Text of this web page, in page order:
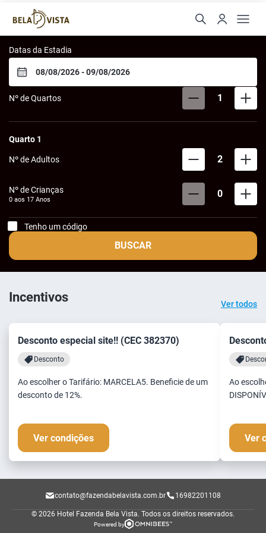
Hotel Fazenda Bela Vista
Datas da Estadia
Nº de Quartos 1
Quarto 1
Nº de Adultos 2
Nº de Crianças
0 aos 17 Anos 0
Tenho um código
BUSCAR
Incentivos Ver todos
Desconto especial site!! (CEC 382370)
Desconto
Ao escolher o Tarifário: MARCELA5. Beneficie de um
desconto de 12%.
Ver condições
Ao
Ver
contato@fazendabelavista.com.br 16982201108
© 2026 Hotel Fazenda Bela Vista. Todos os direitos reservados.
Powered by